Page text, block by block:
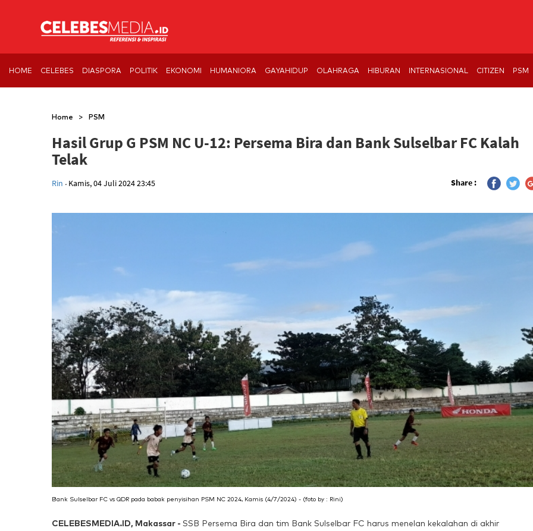
HOME CELEBES DIASPORA POLITIK EKONOMI HUMANIORA GAYAHIDUP OLAHRAGA HIBURAN INTERNASIONAL CITIZEN PSM
Home > PSM
Hasil Grup G PSM NC U-12: Persema Bira dan Bank Sulselbar FC Kalah
Telak
Rin . Kamis, 04 Juli 2024 23:45 Share :
Bank Sulselbar FC vs QDR pada babak penyisihan PSM NC 2024, Kamis (4/7/2024) - (foto by : Rini)
CELEBESMEDIA.ID, Makassar - SSB Persema Bira dan tim Bank Sulselbar FC harus menelan kekalahan di akhir